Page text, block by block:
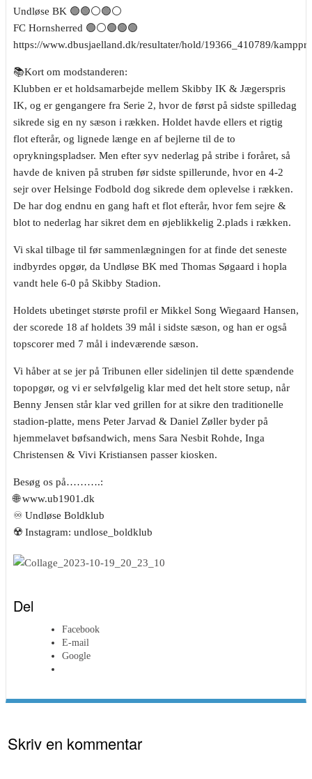
Undløse BK 🟢🟢⚪️🟢⚪️
FC Hornsherred 🟢⚪️🟢🟢🟢
https://www.dbusjaelland.dk/resultater/hold/19366_410789/
📚Kort om modstanderen:
Klubben er et holdsamarbejde mellem Skibby IK & Jægerspris
IK, og er gengangere fra Serie 2, hvor de først på sidste spilledag
sikrede sig en ny sæson i rækken. Holdet havde ellers et rigtig
flot efterår, og lignede længe en af bejlerne til de to
oprykningspladser. Men efter syv nederlag på stribe i foråret, så
havde de kniven på struben før sidste spillerunde, hvor en 4-2
sejr over Helsinge Fodbold dog sikrede dem oplevelse i rækken.
De har dog endnu en gang haft et flot efterår, hvor fem sejre &
blot to nederlag har sikret dem en øjeblikkelig 2.plads i rækken.
Vi skal tilbage til før sammenlægningen for at finde det seneste
indbyrdes opgør, da Undløse BK med Thomas Søgaard i hopla
vandt hele 6-0 på Skibby Stadion.
Holdets ubetinget største profil er Mikkel Song Wiegaard Hansen,
der scorede 18 af holdets 39 mål i sidste sæson, og han er også
topscorer med 7 mål i indeværende sæson.
Vi håber at se jer på Tribunen eller sidelinjen til dette spændende
topopgør, og vi er selvfølgelig klar med det helt store setup, når
Benny Jensen står klar ved grillen for at sikre den traditionelle
stadion-platte, mens Peter Jarvad & Daniel Zøller byder på
hjemmelavet bøfsandwich, mens Sara Nesbit Rohde, Inga
Christensen & Vivi Kristiansen passer kiosken.
Besøg os på……….:
🌐 www.ub1901.dk
♾️ Undløse Boldklub
☢️ Instagram: undlose_boldklub
Del
Facebook
E-mail
Google
Skriv en kommentar